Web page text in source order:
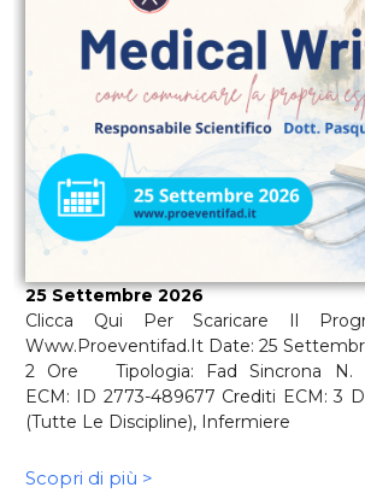
25 Settembre 2026
Clicca Qui Per Scaricare Il
Www.proeventifad.it Date: 25
2 Ore Tipologia: Fad Sincrona N.
ECM: ID 2773-489677 Crediti ECM: 3
(tutte Le Discipline), Infermiere
Scopri di più >